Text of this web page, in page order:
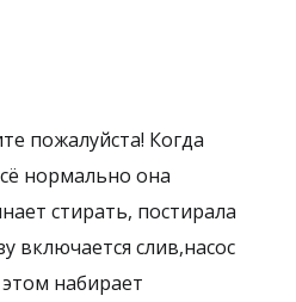
пожалуйста! Когда
нормально она
стирать, постирала
включается слив,насос
набирает